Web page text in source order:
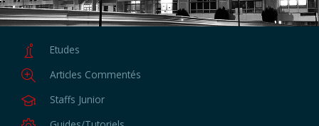
Etudes
Articles Commentés
Staffs Junior